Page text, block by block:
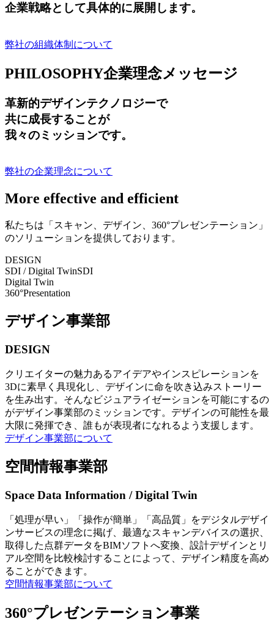
企業戦略として具体的に展開します。
弊社の組織体制について
PHILOSOPHY企業理念メッセージ
革新的デザインテクノロジーで
共に成長することが
我々のミッションです。
弊社の企業理念について
More effective and efficient
私たちは「スキャン、デザイン、360°プレゼンテーション」
のソリューションを提供しております。
DESIGN
SDI / Digital TwinSDI
Digital Twin
360°Presentation
デザイン事業部
DESIGN
クリエイターの魅力あるアイデアやインスピレーションを
3Dに素早く具現化し、デザインに命を吹き込みストーリー
を生み出す。そんなビジュアライゼーションを可能にするの
がデザイン事業部のミッションです。デザインの可能性を最
大限に発揮でき、誰もが表現者になれるよう支援します。
デザイン事業部について
空間情報事業部
Space Data Information / Digital Twin
「処理が早い」「操作が簡単」「高品質」をデジタルデザイ
ンサービスの理念に掲げ、最適なスキャンデバイスの選択、
取得した点群データをBIMソフトへ変換、設計デザインとリ
アル空間を比較検討することによって、デザイン精度を高め
ることができます。
空間情報事業部について
360°プレゼンテーション事業